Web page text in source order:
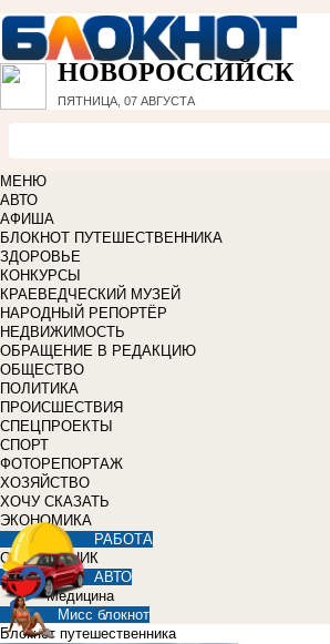
НОВОРОССИЙСК
ПЯТНИЦА, 07 АВГУСТА
МЕНЮ
АВТО
АФИША
БЛОКНОТ ПУТЕШЕСТВЕННИКА
ЗДОРОВЬЕ
КОНКУРСЫ
КРАЕВЕДЧЕСКИЙ МУЗЕЙ
НАРОДНЫЙ РЕПОРТЁР
НЕДВИЖИМОСТЬ
ОБРАЩЕНИЕ В РЕДАКЦИЮ
ОБЩЕСТВО
ПОЛИТИКА
ПРОИСШЕСТВИЯ
СПЕЦПРОЕКТЫ
СПОРТ
ФОТОРЕПОРТАЖ
ХОЗЯЙСТВО
ХОЧУ СКАЗАТЬ
ЭКОНОМИКА
РАБОТА
СПРАВОЧНИК
АВТО
Медицина
Мисс блокнот
Блокнот путешественника